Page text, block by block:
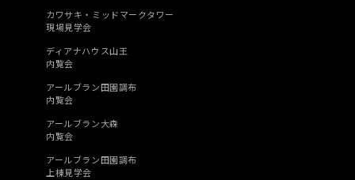
カワサキ・ミッドマークタワー
現場見学会
ディアナハウス山王
内覧会
アールブラン田園調布
内覧会
アールブラン大森
内覧会
アールブラン田園調布
上棟見学会